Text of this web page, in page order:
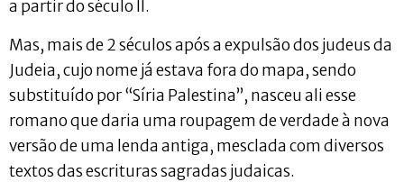
a partir do século II.
Mas, mais de 2 séculos após a expulsão dos judeus da
Judeia, cujo nome já estava fora do mapa, sendo
substituído por “Síria Palestina”, nasceu ali esse
romano que daria uma roupagem de verdade à nova
versão de uma lenda antiga, mesclada com diversos
textos das escrituras sagradas judaicas.